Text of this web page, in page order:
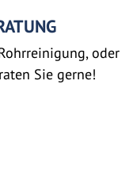
oder
Sie gerne!